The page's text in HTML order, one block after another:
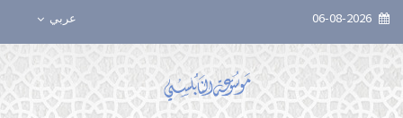
عربي